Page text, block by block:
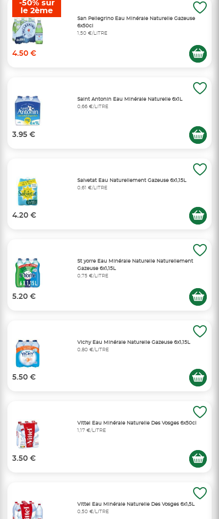
San Pellegrino Eau Minérale Naturelle Gazeuse
6x50cl
1,50 €/LITRE
4.50 €
-50% sur
le 2ème
Saint Antonin Eau Minérale Naturelle 6x1L
0,66 €/LITRE
3.95 €
Salvetat Eau Naturellement Gazeuse 6x1,15L
0,61 €/LITRE
4.20 €
St yorre Eau Minérale Naturelle Naturellement
Gazeuse 6x1,15L
0,75 €/LITRE
5.20 €
Vichy Eau Minérale Naturelle Gazeuse 6x1,15L
0,80 €/LITRE
5.50 €
Vittel Eau Minérale Naturelle Des Vosges 6x50cl
1,17 €/LITRE
3.50 €
Vittel Eau Minérale Naturelle Des Vosges 6x1,5L
0,50 €/LITRE